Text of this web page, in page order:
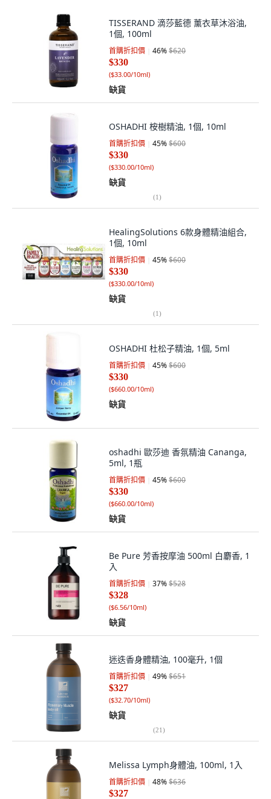
TISSERAND 滴莎藍德 薰衣草沐浴油,
1個, 100ml
首購折扣價 46%$620
$330
($33.00/10ml)
缺貨
OSHADHI 桉樹精油, 1個, 10ml
首購折扣價 45%$600
$330
($330.00/10ml)
缺貨
(1)
HealingSolutions 6款身體精油組合,
1個, 10ml
首購折扣價 45%$600
$330
($330.00/10ml)
缺貨
(1)
OSHADHI 杜松子精油, 1個, 5ml
首購折扣價 45%$600
$330
($660.00/10ml)
缺貨
oshadhi 歐莎迪 香氛精油 Cananga,
5ml, 1瓶
首購折扣價 45%$600
$330
($660.00/10ml)
缺貨
Be Pure 芳香按摩油 500ml 白麝香, 1
入
首購折扣價 37%$528
$328
($6.56/10ml)
缺貨
迷迭香身體精油, 100毫升, 1個
首購折扣價 49%$651
$327
($32.70/10ml)
缺貨
(21)
Melissa Lymph身體油, 100ml, 1入
首購折扣價 48%$636
$327